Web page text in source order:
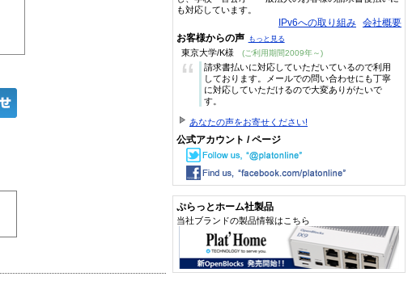
も対応しています。
IPv6への取り組み 会社概要
お客様からの声 もっと見る
東京大学/K様 (ご利用期間2009年～)
“
請求書払いに対応していただいているので利用
しております。メールでの問い合わせにも丁寧
に対応していただけるので大変ありがたいで
す。
あなたの声をお寄せください!
公式アカウント / ページ
ぷらっとホーム社製品
当社ブランドの製品情報はこちら